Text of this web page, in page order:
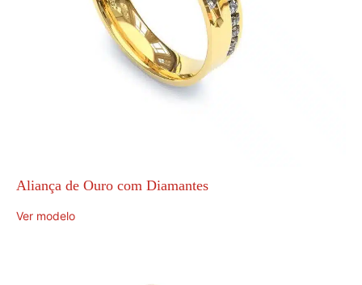
Aliança de Ouro com Diamantes
Ver modelo